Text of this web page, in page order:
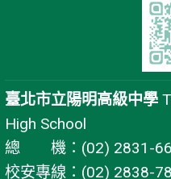
臺北市立陽明高級中學
High School
總 機：(02) 2831-
校安專線：(02) 2838-